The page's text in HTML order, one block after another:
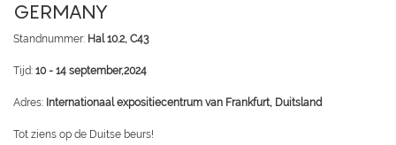
GERMANY
Standnummer: Hal 10.2, C43
Tijd: 10 - 14 september,2024
Adres: Internationaal expositiecentrum van Frankfurt, Duitsland
Tot ziens op de Duitse beurs!